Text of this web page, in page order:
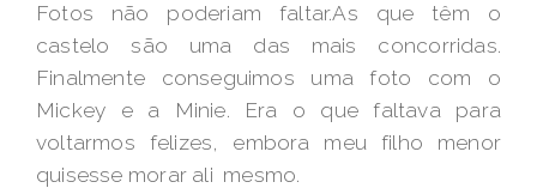
Fotos não poderiam faltar.As que têm o
castelo são uma das mais concorridas.
Finalmente conseguimos uma foto com o
Mickey e a Minie. Era o que faltava para
voltarmos felizes, embora meu filho menor
quisesse morar ali mesmo.